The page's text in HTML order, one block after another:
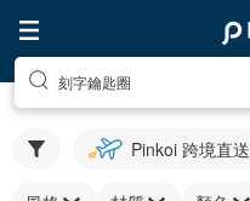
刻字鑰匙圈
Pinkoi 跨境直送